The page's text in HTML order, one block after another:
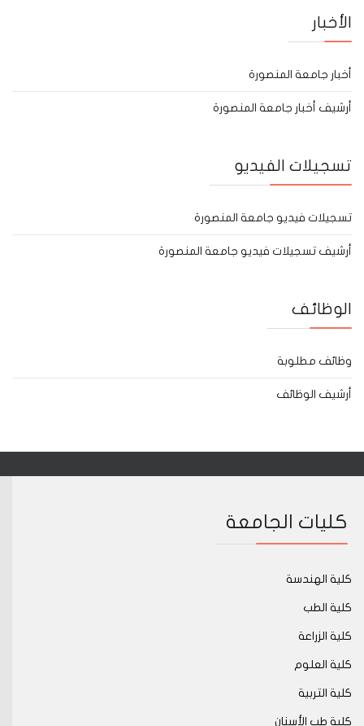
الأخبار
أخبار جامعة المنصورة
أرشيف أخبار جامعة المنصورة
تسجيلات الفيديو
تسجيلات فيديو جامعة المنصورة
أرشيف تسجيلات فيديو جامعة المنصورة
الوظائف
وظائف مطلوبة
أرشيف الوظائف
كليات الجامعة
كلية الهندسة
كلية الطب
كلية الزراعة
كلية العلوم
كلية التربية
كلية طب الأسنان